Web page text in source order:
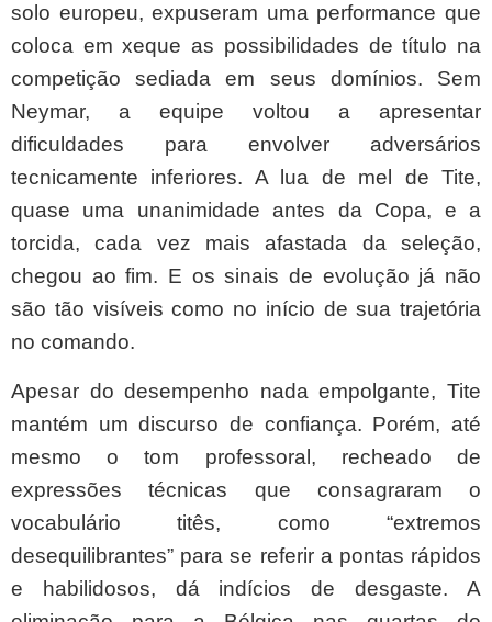
solo europeu, expuseram uma performance que
coloca em xeque as possibilidades de título na
competição sediada em seus domínios. Sem
Neymar, a equipe voltou a apresentar
dificuldades para envolver adversários
tecnicamente inferiores. A lua de mel de Tite,
quase uma unanimidade antes da Copa, e a
torcida, cada vez mais afastada da seleção,
chegou ao fim. E os sinais de evolução já não
são tão visíveis como no início de sua trajetória
no comando.
Apesar do desempenho nada empolgante, Tite
mantém um discurso de confiança. Porém, até
mesmo o tom professoral, recheado de
expressões técnicas que consagraram o
vocabulário titês, como “extremos
desequilibrantes” para se referir a pontas rápidos
e habilidosos, dá indícios de desgaste. A